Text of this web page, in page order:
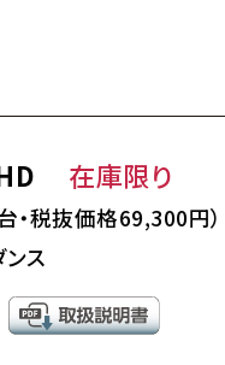
在庫限り
・税抜価格69,300円）
ス